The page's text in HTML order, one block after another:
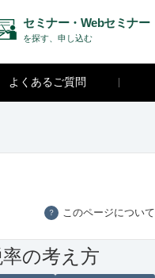
セミナー・Webセミナー
を探す、申し込む
よくあるご質問
？ このページについて
の考え方